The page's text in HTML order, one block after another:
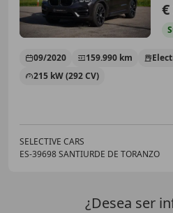
€
09/2020 159.990 km
215 kW (292 CV)
SELECTIVE CARS
ES-39698 SANTIURDE DE TORANZO
¿Desea ser